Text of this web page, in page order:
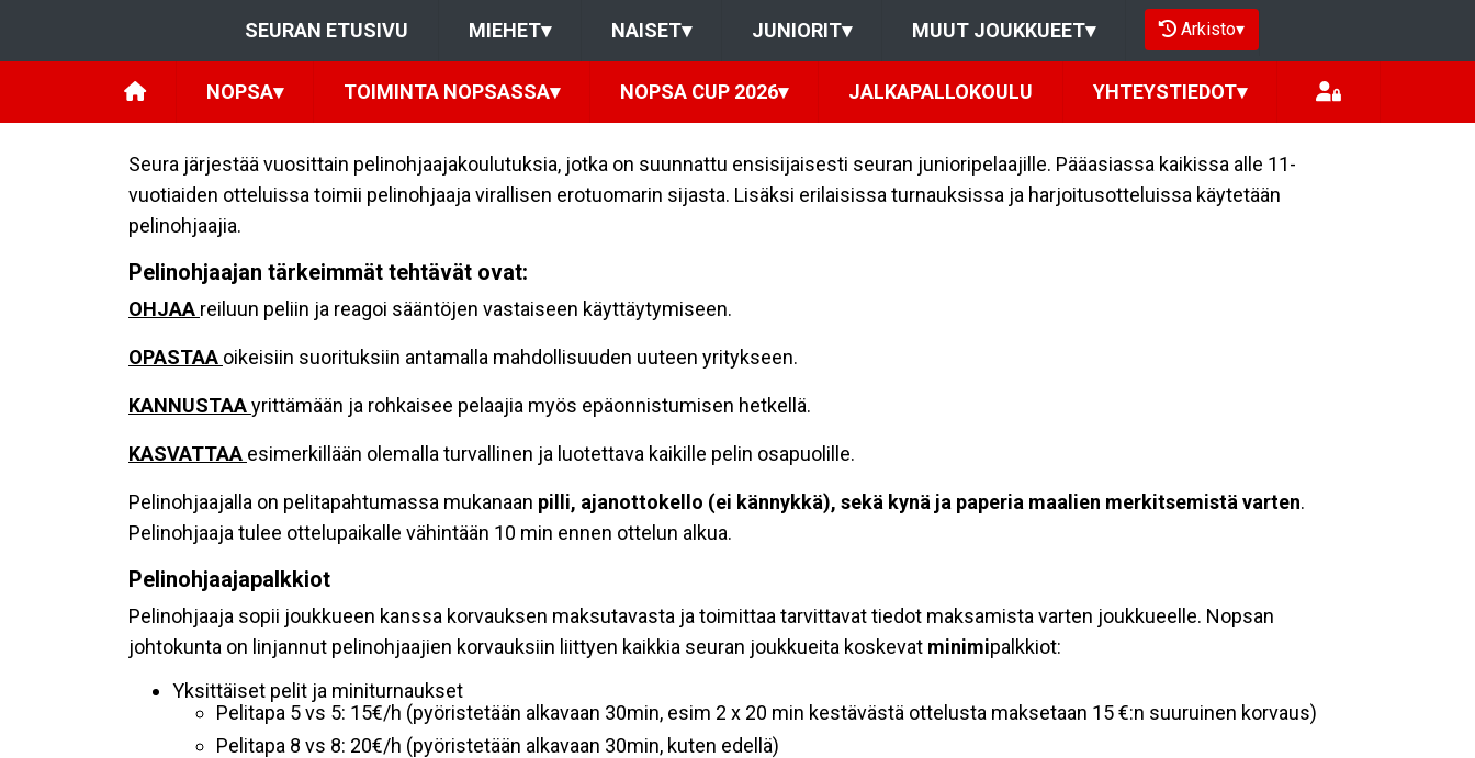
SEURAN ETUSIVU MIEHET▾ NAISET▾ JUNIORIT▾ MUUT JOUKKUEET▾ Arkisto▾
NOPSA▾ TOIMINTA NOPSASSA▾ NOPSA CUP 2026▾ JALKAPALLOKOULU YHTEYSTIEDOT▾
Seura järjestää vuosittain pelinohjaajakoulutuksia, jotka on suunnattu ensisijaisesti seuran junioripelaajille. Pääasiassa kaikissa alle 11-
vuotiaiden otteluissa toimii pelinohjaaja virallisen erotuomarin sijasta. Lisäksi erilaisissa turnauksissa ja harjoitusotteluissa käytetään
pelinohjaajia.
Pelinohjaajan tärkeimmät tehtävät ovat:
OHJAA reiluun peliin ja reagoi sääntöjen vastaiseen käyttäytymiseen.
OPASTAA oikeisiin suorituksiin antamalla mahdollisuuden uuteen yritykseen.
KANNUSTAAyrittämään ja rohkaisee pelaajia myös epäonnistumisen hetkellä.
KASVATTAA esimerkillään olemalla turvallinen ja luotettava kaikille pelin osapuolille.
Pelinohjaajalla on pelitapahtumassa mukanaan pilli, ajanottokello (ei kännykkä), sekä kynä ja paperia maalien merkitsemistä varten.
Pelinohjaaja tulee ottelupaikalle vähintään 10 min ennen ottelun alkua.
Pelinohjaajapalkkiot
Pelinohjaaja sopii joukkueen kanssa korvauksen maksutavasta ja toimittaa tarvittavat tiedot maksamista varten joukkueelle. Nopsan
johtokunta on linjannut pelinohjaajien korvauksiin liittyen kaikkia seuran joukkueita koskevat minimipalkkiot:
Yksittäiset pelit ja miniturnaukset
Pelitapa 5 vs 5: 15€/h (pyöristetään alkavaan 30min, esim 2 x 20 min kestävästä ottelusta maksetaan 15 €:n suuruinen korvaus)
Pelitapa 8 vs 8: 20€/h (pyöristetään alkavaan 30min, kuten edellä)